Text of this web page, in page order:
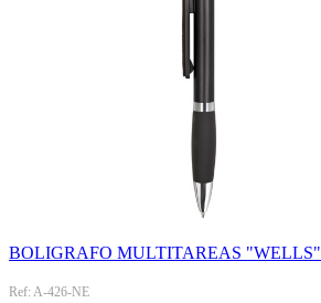
BOLIGRAFO MULTITAREAS "WELLS"
Ref: A-426-NE